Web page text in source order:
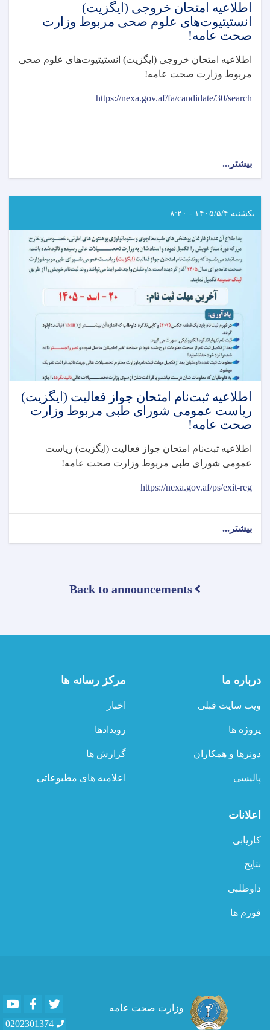
اطلاعیه امتحان خروجی (ایگزیت)
انستیتیوت‌های علوم صحی مربوط وزارت
صحت عامه!
اطلاعیه امتحان خروجی (ایگزیت) انستیتیوت‌های علوم صحی
مربوط وزارت صحت عامه!
https://nexa.gov.af/fa/candidate/30/search
بیشتر...
خروجی
(ایگزیت)
علوم
صحی
مربوط
وزارت
صحت
عامه!
یکشنبه ۱۴۰۵/۵/۴ - ۸:۲۰
اطلاعیه ثبت‌نام امتحان جواز فعالیت (ایگزیت)
رياست عمومی شورای طبی مربوط وزارت
صحت عامه!
اطلاعیه ثبت‌نام امتحان جواز فعالیت (ایگزیت) رياست
عمومی شورای طبی مربوط وزارت صحت عامه!
https://nexa.gov.af/ps/exit-reg
بیشتر...
فعالیت
شورای
Back to announcements
درباره ما
ویب سایت قبلی
پروژه ها
دونرها و همکاران
پالیسی
مرکز رسانه ها
اخبار
رویدادها
گزارش ها
اعلامیه های مطبوعاتی
اعلانات
کاریابی
نتایج
داوطلبی
فورم ها
وزارت صحت عامه
YoutubeFacebook
0202301374